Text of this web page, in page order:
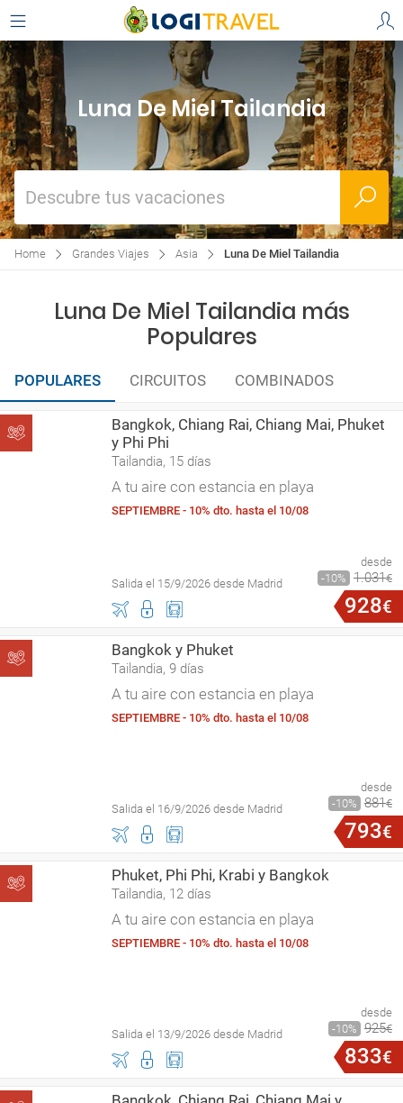
Luna De Miel Tailandia
Descubre tus vacaciones
Home Grandes Viajes Asia Luna De Miel Tailandia
Luna De Miel Tailandia más
Populares
POPULARES CIRCUITOS COMBINADOS
Bangkok, Chiang Rai, Chiang Mai, Phuket
y Phi Phi
Tailandia, 15 días
A tu aire con estancia en playa
SEPTIEMBRE - 10% dto. hasta el 10/08
Salida el 15/9/2026 desde Madrid
desde
10
1.031€
928€
Bangkok y Phuket
Tailandia, 9 días
A tu aire con estancia en playa
SEPTIEMBRE - 10% dto. hasta el 10/08
Salida el 16/9/2026 desde Madrid
desde
10
881€
793€
Phuket, Phi Phi, Krabi y Bangkok
Tailandia, 12 días
A tu aire con estancia en playa
SEPTIEMBRE - 10% dto. hasta el 10/08
Salida el 13/9/2026 desde Madrid
desde
10
925€
833€